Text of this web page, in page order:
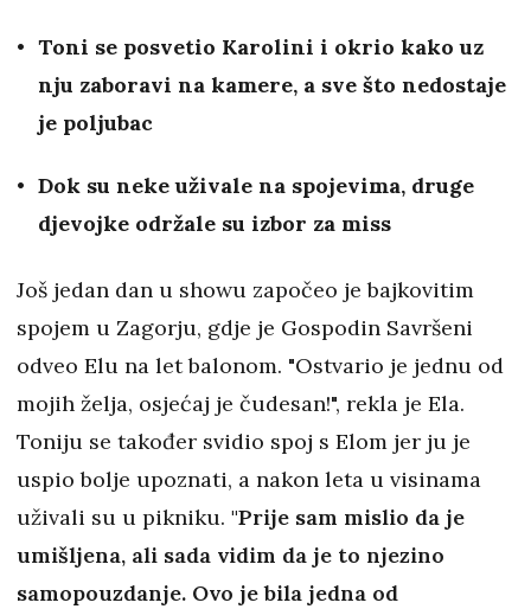
Toni se posvetio Karolini i okrio kako uz
nju zaboravi na kamere, a sve što nedostaje
je poljubac
Dok su neke uživale na spojevima, druge
djevojke održale su izbor za miss
Još jedan dan u showu započeo je bajkovitim
spojem u Zagorju, gdje je Gospodin Savršeni
odveo Elu na let balonom. "Ostvario je jednu od
mojih želja, osjećaj je čudesan!", rekla je Ela.
Toniju se također svidio spoj s Elom jer ju je
uspio bolje upoznati, a nakon leta u visinama
uživali su u pikniku. "Prije sam mislio da je
umišljena, ali sada vidim da je to njezino
samopouzdanje. Ovo je bila jedna od